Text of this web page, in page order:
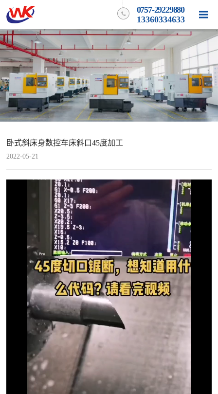
0757-29229880
13360334633
卧式斜床身数控车床斜口45度加工
2022-05-21